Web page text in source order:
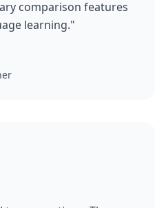
comparison features
learning."